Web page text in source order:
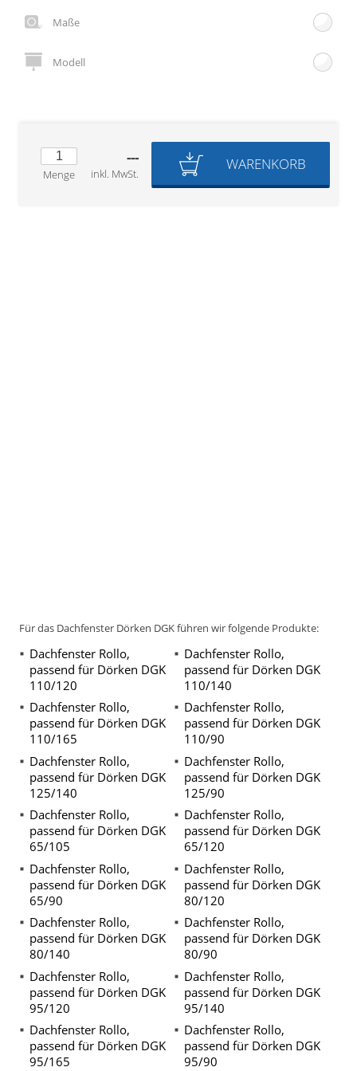
Maße
Modell
Menge
---
inkl. MwSt.
WARENKORB
Für das Dachfenster Dörken DGK führen wir folgende Produkte:
Dachfenster Rollo,
passend für Dörken DGK
110/120
Dachfenster Rollo,
passend für Dörken DGK
110/140
Dachfenster Rollo,
passend für Dörken DGK
110/165
Dachfenster Rollo,
passend für Dörken DGK
110/90
Dachfenster Rollo,
passend für Dörken DGK
125/140
Dachfenster Rollo,
passend für Dörken DGK
125/90
Dachfenster Rollo,
passend für Dörken DGK
65/105
Dachfenster Rollo,
passend für Dörken DGK
65/120
Dachfenster Rollo,
passend für Dörken DGK
65/90
Dachfenster Rollo,
passend für Dörken DGK
80/120
Dachfenster Rollo,
passend für Dörken DGK
80/140
Dachfenster Rollo,
passend für Dörken DGK
80/90
Dachfenster Rollo,
passend für Dörken DGK
95/120
Dachfenster Rollo,
passend für Dörken DGK
95/140
Dachfenster Rollo,
passend für Dörken DGK
95/165
Dachfenster Rollo,
passend für Dörken DGK
95/90